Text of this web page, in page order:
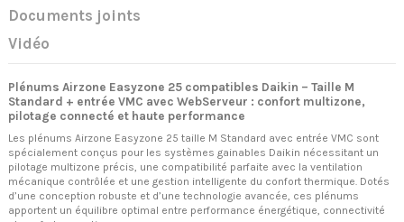
Documents joints
Vidéo
Plénums Airzone Easyzone 25 compatibles Daikin – Taille M
Standard + entrée VMC avec WebServeur : confort multizone,
pilotage connecté et haute performance
Les plénums Airzone Easyzone 25 taille M Standard avec entrée VMC sont
spécialement conçus pour les systèmes gainables Daikin nécessitant un
pilotage multizone précis, une compatibilité parfaite avec la ventilation
mécanique contrôlée et une gestion intelligente du confort thermique. Dotés
d’une conception robuste et d’une technologie avancée, ces plénums
apportent un équilibre optimal entre performance énergétique, connectivité